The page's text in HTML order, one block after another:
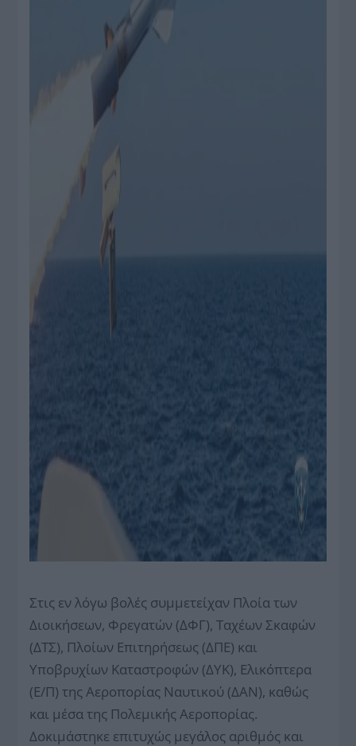
Στις εν λόγω βολές συμμετείχαν Πλοία των
Διοικήσεων, Φρεγατών (ΔΦΓ), Ταχέων Σκαφών
(ΔΤΣ), Πλοίων Επιτηρήσεως (ΔΠΕ) και
Υποβρυχίων Καταστροφών (ΔΥΚ), Ελικόπτερα
(Ε/Π) της Αεροπορίας Ναυτικού (ΔΑΝ), καθώς
και μέσα της Πολεμικής Αεροπορίας.
Δοκιμάστηκε επιτυχώς μεγάλος αριθμός και